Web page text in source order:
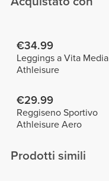
€34.99
Leggings a Vita Media
Athleisure
€29.99
Reggiseno Sportivo
Athleisure Aero
Prodotti simili